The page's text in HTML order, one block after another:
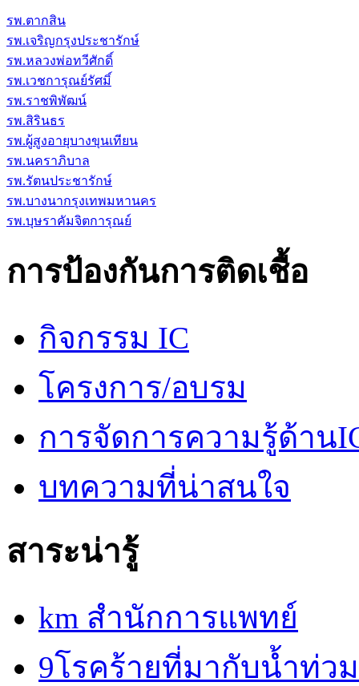
รพ.ตากสิน
รพ.เจริญกรุงประชารักษ์
รพ.หลวงพ่อทวีศักดิ์
รพ.เวชการุณย์รัศมิ์
รพ.ราชพิพัฒน์
รพ.สิรินธร
รพ.ผู้สูงอายุบางขุนเทียน
รพ.นคราภิบาล
รพ.รัตนประชารักษ์
รพ.บางนากรุงเทพมหานคร
รพ.บุษราคัมจิตการุณย์
การป้องกันการติดเชื้อ
กิจกรรม IC
โครงการ/อบรม
การจัดการความรู้ด้าน
บทความที่น่าสนใจ
สาระน่ารู้
km สำนักการแพทย์
9โรคร้ายที่มากับน้ำท่วม